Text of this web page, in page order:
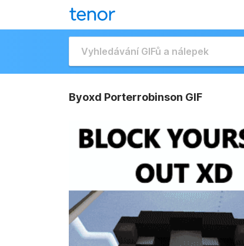
Byoxd Porterrobinson GIF